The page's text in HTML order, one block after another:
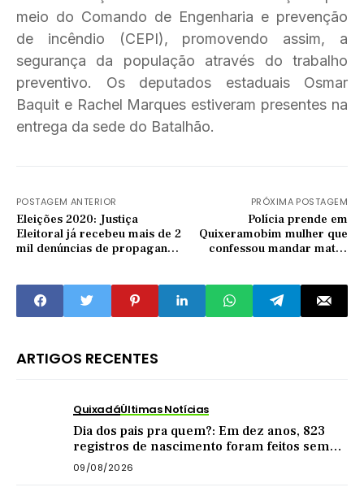
meio do Comando de Engenharia e prevenção
de incêndio (CEPI), promovendo assim, a
segurança da população através do trabalho
preventivo. Os deputados estaduais Osmar
Baquit e Rachel Marques estiveram presentes na
entrega da sede do Batalhão.
POSTAGEM ANTERIOR
Eleições 2020: Justiça
Eleitoral já recebeu mais de 2
mil denúncias de propaganda
PRÓXIMA POSTAGEM
Polícia prende em
Quixeramobim mulher que
confessou mandar matar
ARTIGOS RECENTES
QuixadáÚltimas Notícias
Dia dos pais pra quem?: Em dez anos, 823
registros de nascimento foram feitos sem
nome do pai em Quixadá
09/08/2026